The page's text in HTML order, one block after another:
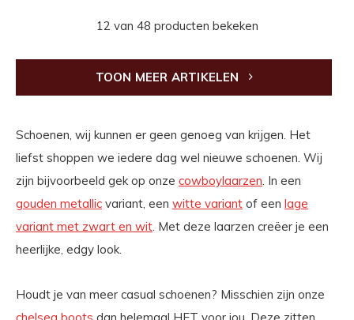
12 van 48 producten bekeken
TOON MEER ARTIKELEN
Schoenen, wij kunnen er geen genoeg van krijgen. Het
liefst shoppen we iedere dag wel nieuwe schoenen. Wij
zijn bijvoorbeeld gek op onze cowboylaarzen. In een
gouden metallic variant, een witte variant of een lage
variant met zwart en wit. Met deze laarzen creëer je een
heerlijke, edgy look.
Houdt je van meer casual schoenen? Misschien zijn onze